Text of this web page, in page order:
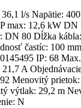
l/s Napätie:
P max: 12,6 kW DN
DN 80 Dĺžka
častíc: 100
IP: 68
21,7 A
Menovitý
výtlak: 29,2 m
N